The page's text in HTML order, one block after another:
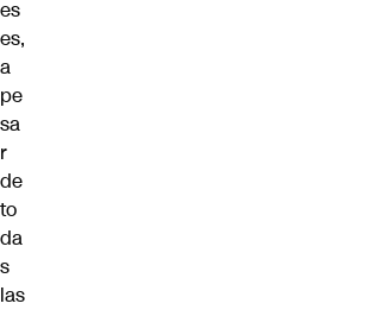
es
es,
a
pe
sa
r
de
to
da
s
las